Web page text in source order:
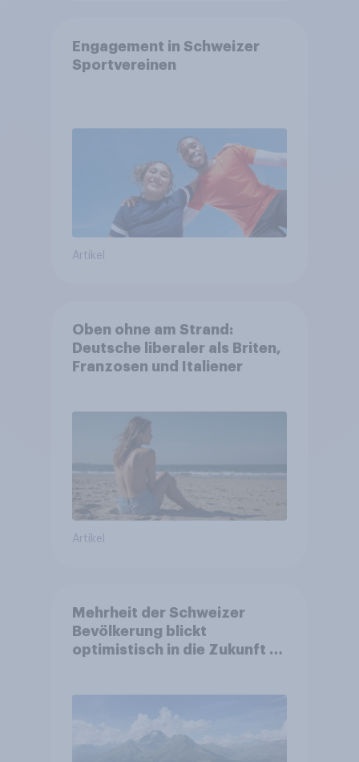
Engagement in Schweizer
Sportvereinen
Artikel
Oben ohne am Strand:
Deutsche liberaler als Briten,
Franzosen und Italiener
Artikel
Mehrheit der Schweizer
Bevölkerung blickt
optimistisch in die Zukunft –
Altersvorsorge